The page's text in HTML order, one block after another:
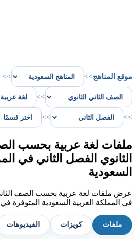
موقع المناهج>>
>>
>>
>>
>>
ملفات لغة عربية بحسب
الثانوي الفصل الثاني في
السعودية
عرض ملفات لغة عربية بحسب الصف الثاني
في المملكة العربية السعودية المتوفرة
ملفات كويزات الفيديوهات